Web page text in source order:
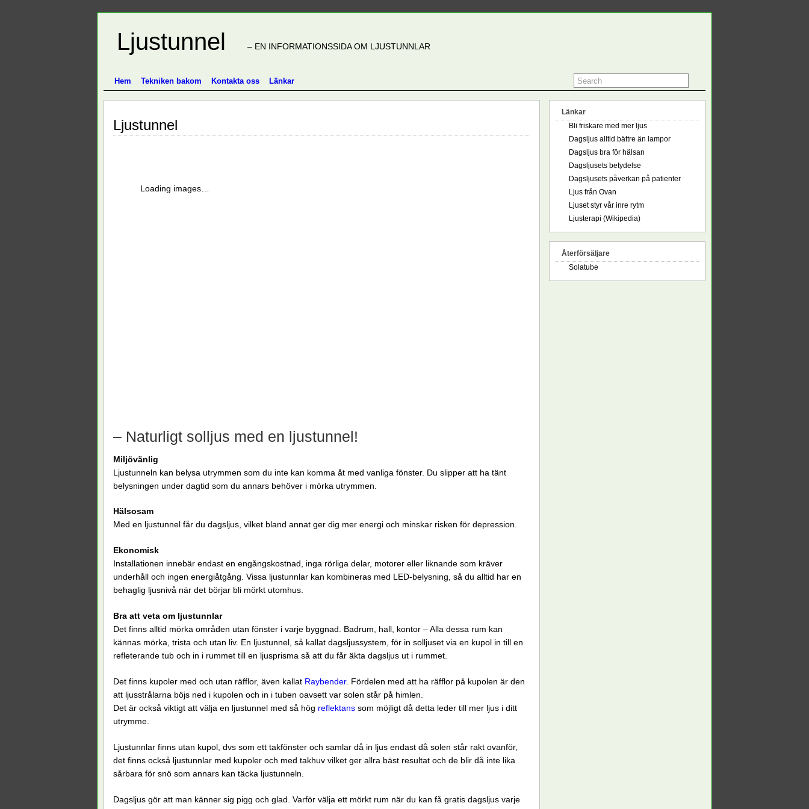
Ljustunnel – EN INFORMATIONSSIDA OM LJUSTUNNLAR
Hem Tekniken bakom Kontakta oss Länkar
Ljustunnel
Loading images…
– Naturligt solljus med en ljustunnel!
Miljövänlig
Ljustunneln kan belysa utrymmen som du inte kan komma åt med vanliga fönster. Du slipper att ha tänt
belysningen under dagtid som du annars behöver i mörka utrymmen.
Hälsosam
Med en ljustunnel får du dagsljus, vilket bland annat ger dig mer energi och minskar risken för depression.
Ekonomisk
Installationen innebär endast en engångskostnad, inga rörliga delar, motorer eller liknande som kräver
underhåll och ingen energiåtgång. Vissa ljustunnlar kan kombineras med LED-belysning, så du alltid har en
behaglig ljusnivå när det börjar bli mörkt utomhus.
Bra att veta om ljustunnlar
Det finns alltid mörka områden utan fönster i varje byggnad. Badrum, hall, kontor – Alla dessa rum kan
kännas mörka, trista och utan liv. En ljustunnel, så kallat dagsljussystem, för in solljuset via en kupol in till en
refleterande tub och in i rummet till en ljusprisma så att du får äkta dagsljus ut i rummet.
Det finns kupoler med och utan räfflor, även kallat Raybender. Fördelen med att ha räfflor på kupolen är den
att ljusstrålarna böjs ned i kupolen och in i tuben oavsett var solen står på himlen.
Det är också viktigt att välja en ljustunnel med så hög reflektans som möjligt då detta leder till mer ljus i ditt
utrymme.
Ljustunnlar finns utan kupol, dvs som ett takfönster och samlar då in ljus endast då solen står rakt ovanför,
det finns också ljustunnlar med kupoler och med takhuv vilket ger allra bäst resultat och de blir då inte lika
sårbara för snö som annars kan täcka ljustunneln.
Dagsljus gör att man känner sig pigg och glad. Varför välja ett mörkt rum när du kan få gratis dagsljus varje
Länkar
Bli friskare med mer ljus
Dagsljus alltid bättre än lampor
Dagsljus bra för hälsan
Dagsljusets betydelse
Dagsljusets påverkan på patienter
Ljus från Ovan
Ljuset styr vår inre rytm
Ljusterapi (Wikipedia)
Återförsäljare
Solatube